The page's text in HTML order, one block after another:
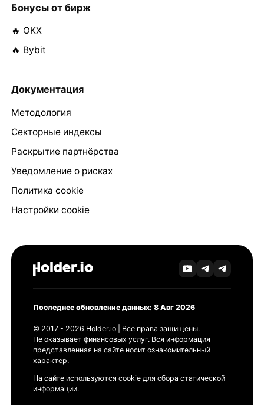
Бонусы от бирж
🔥 OKX
🔥 Bybit
Документация
Методология
Секторные индексы
Раскрытие партнёрства
Уведомление о рисках
Политика cookie
Настройки cookie
Последнее обновление данных: 8 Авг 2026
© 2017 - 2026 Holder.io | Все права защищены.
Не оказывает финансовых услуг. Вся информация
представленная на сайте носит ознакомительный
характер.
На сайте используются cookie для сбора статической
информации.